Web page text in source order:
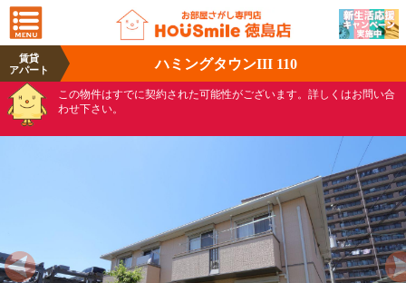
賃貸
アパート
ハミングタウンIII 110
この物件はすでに契約された可能性がございます。詳しくはお問い合
わせ下さい。